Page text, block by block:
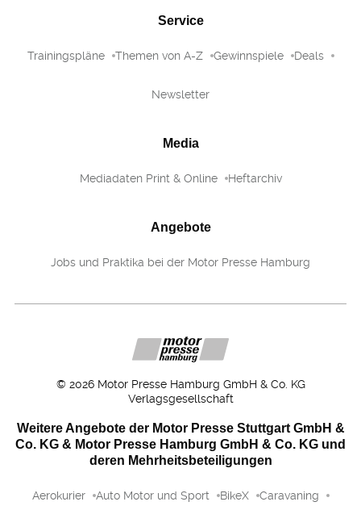
Service
Trainingspläne Themen von A-Z Gewinnspiele Deals
Newsletter
Media
Mediadaten Print & Online Heftarchiv
Angebote
Jobs und Praktika bei der Motor Presse Hamburg
© 2026 Motor Presse Hamburg GmbH & Co. KG
Verlagsgesellschaft
Weitere Angebote der Motor Presse Stuttgart GmbH &
Co. KG & Motor Presse Hamburg GmbH & Co. KG und
deren Mehrheitsbeteiligungen
Aerokurier Auto Motor und Sport BikeX Caravaning